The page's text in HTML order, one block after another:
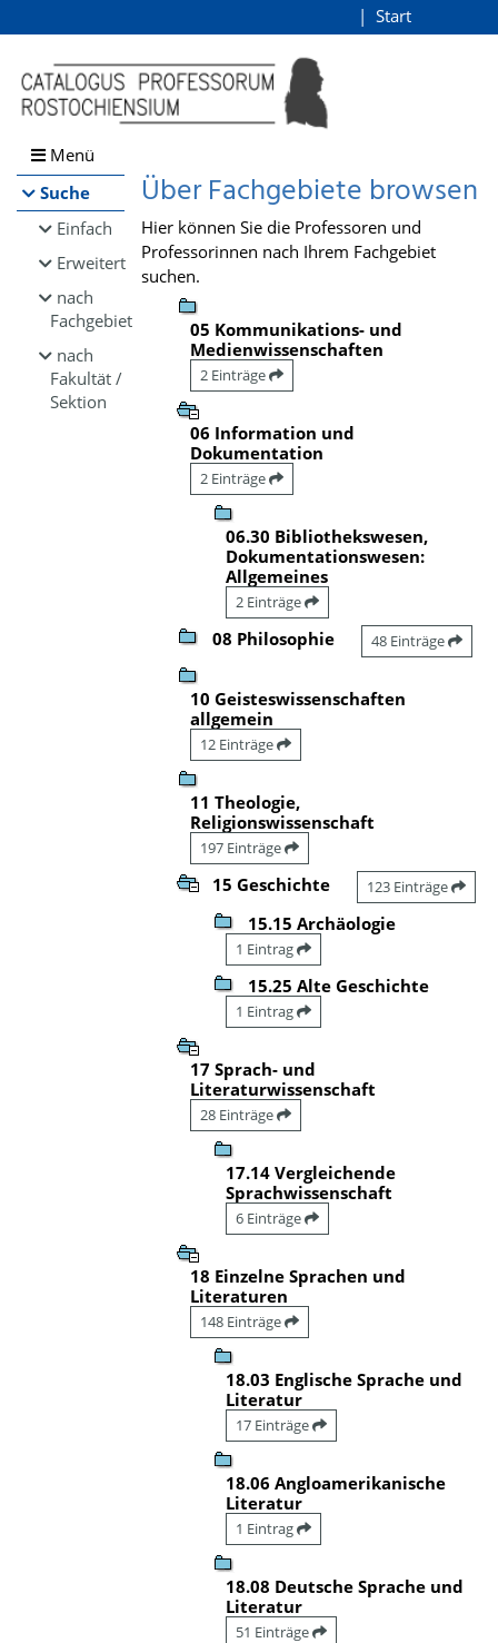
Browsen
direkt zum Inhalt
Start
Menü
Suche
Einfach
Erweitert
nach
Fachgebiet
nach
Fakultät /
Sektion
Über Fachgebiete browsen
Hier können Sie die Professoren und
Professorinnen nach Ihrem Fachgebiet
suchen.
05 Kommunikations- und
Medienwissenschaften
2 Einträge
06 Information und
Dokumentation
2 Einträge
06.30 Bibliothekswesen,
Dokumentationswesen:
Allgemeines
2 Einträge
08 Philosophie 48 Einträge
10 Geisteswissenschaften
allgemein
12 Einträge
11 Theologie,
Religionswissenschaft
197 Einträge
15 Geschichte 123 Einträge
15.15 Archäologie
1 Eintrag
15.25 Alte Geschichte
1 Eintrag
17 Sprach- und
Literaturwissenschaft
28 Einträge
17.14 Vergleichende
Sprachwissenschaft
6 Einträge
18 Einzelne Sprachen und
Literaturen
148 Einträge
18.03 Englische Sprache und
Literatur
17 Einträge
18.06 Angloamerikanische
Literatur
1 Eintrag
18.08 Deutsche Sprache und
Literatur
51 Einträge